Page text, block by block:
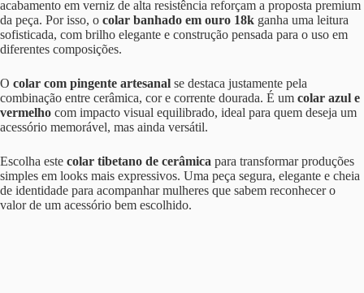
acabamento em verniz de alta resistência reforçam a proposta premium
da peça. Por isso, o colar banhado em ouro 18k ganha uma leitura
sofisticada, com brilho elegante e construção pensada para o uso em
diferentes composições.
O colar com pingente artesanal se destaca justamente pela
combinação entre cerâmica, cor e corrente dourada. É um colar azul e
vermelho com impacto visual equilibrado, ideal para quem deseja um
acessório memorável, mas ainda versátil.
Escolha este colar tibetano de cerâmica para transformar produções
simples em looks mais expressivos. Uma peça segura, elegante e cheia
de identidade para acompanhar mulheres que sabem reconhecer o
valor de um acessório bem escolhido.